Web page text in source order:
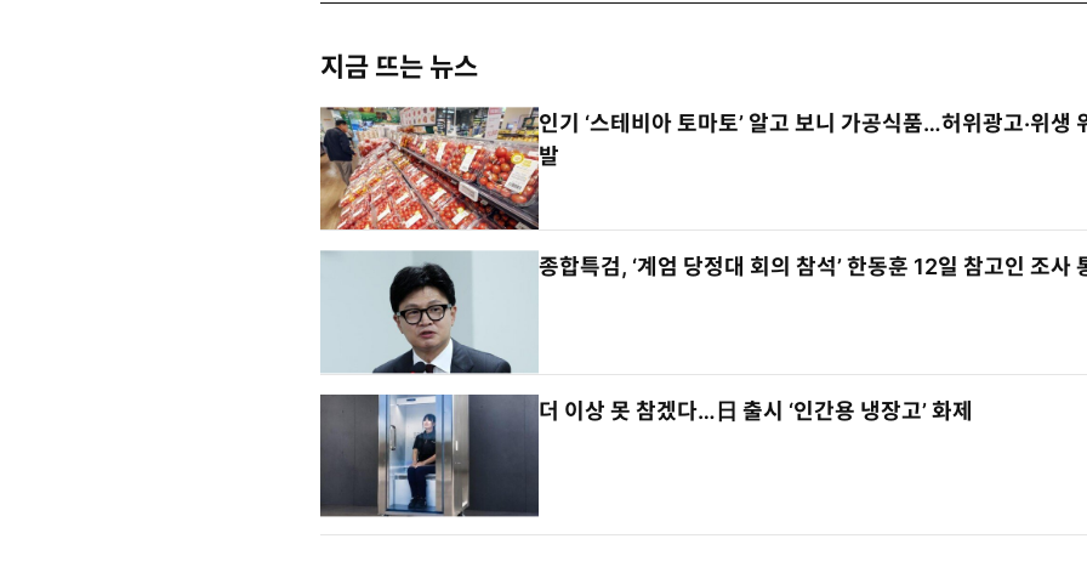
지금 뜨는 뉴스
인기 ‘스테비아 토마토’ 알고 보니 가공식품…허위광고·위생
발
종합특검, ‘계엄 당정대 회의 참석’ 한동훈 12일 참고인 조사
더 이상 못 참겠다…日 출시 ‘인간용 냉장고’ 화제